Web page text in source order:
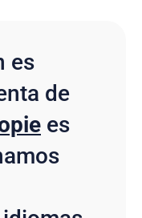
es
de
es